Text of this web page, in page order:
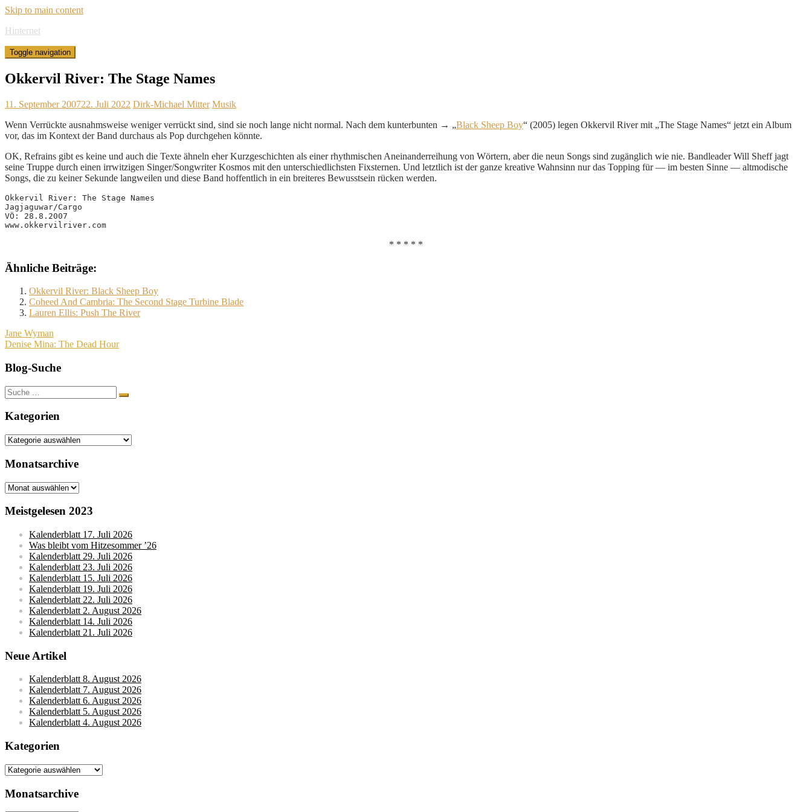
Skip to main content
Hinternet
Toggle navigation
Okkervil River: The Stage Names
11. September 200722. Juli 2022 Dirk-Michael Mitter Musik
Wenn Verrückte ausnahmsweise weniger verrückt sind, sind sie noch lange nicht normal. Nach dem kunterbunten → „Black Sheep Boy“ (2005) legen Okkervil River mit „The Stage Names“ jetzt ein Album
vor, das im Kontext der Band durchaus als Pop durchgehen könnte.
OK, Refrains gibt es keine und auch die Texte ähneln eher Kurzgeschichten als einer rhythmischen Aneinanderreihung von Wörtern, aber die neun Songs sind zugänglich wie nie. Bandleader Will Sheff jagt
seine Truppe durch einen irrwitzigen Singer/Songwriter Kosmos mit den unterschiedlichsten Fixsternen. Und letztlich ist der ganze kreative Wahnsinn nur das Topping für — im besten Sinne — altmodische
Songs, die zu keiner Sekunde langweilen und diese Band hoffentlich in ein breiteres Bewusstsein rücken werden.
Okkervil River: The Stage Names
Jagjaguwar/Cargo
VÖ: 28.8.2007
www.okkervilriver.com
* * * * *
Ähnliche Beiträge:
Okkervil River: Black Sheep Boy
Coheed And Cambria: The Second Stage Turbine Blade
Lauren Ellis: Push The River
Beitragsnavigation
Jane Wyman
Denise Mina: The Dead Hour
Blog-Suche
Suche
nach:
Kategorien
Kategorien
Monatsarchive
Monatsarchive
Meistgelesen 2023
Kalenderblatt 17. Juli 2026
Was bleibt vom Hitzesommer ’26
Kalenderblatt 29. Juli 2026
Kalenderblatt 23. Juli 2026
Kalenderblatt 15. Juli 2026
Kalenderblatt 19. Juli 2026
Kalenderblatt 22. Juli 2026
Kalenderblatt 2. August 2026
Kalenderblatt 14. Juli 2026
Kalenderblatt 21. Juli 2026
Neue Artikel
Kalenderblatt 8. August 2026
Kalenderblatt 7. August 2026
Kalenderblatt 6. August 2026
Kalenderblatt 5. August 2026
Kalenderblatt 4. August 2026
Kategorien
Kategorien
Monatsarchive